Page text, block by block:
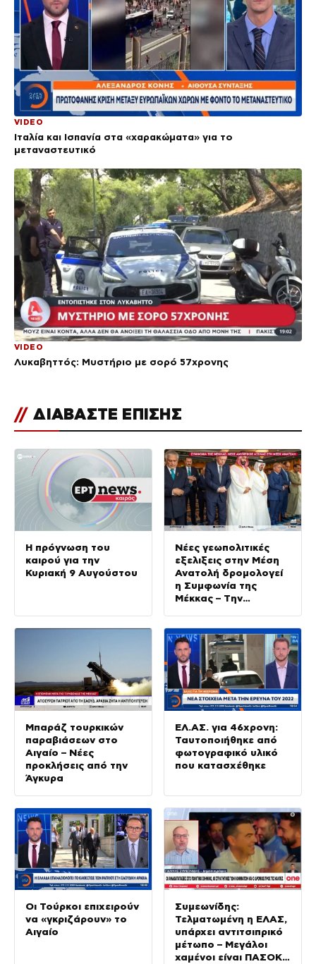
VIDEO
Ιταλία και Ισπανία στα «χαρακώματα» για το
μεταναστευτικό
VIDEO
Λυκαβηττός: Μυστήριο με σορό 57χρονης
// ΔΙΑΒΑΣΤΕ ΕΠΙΣΗΣ
Η πρόγνωση του
καιρού για την
Κυριακή 9 Αυγούστου
Νέες γεωπολιτικές
εξελιξεις στην Μέση
Ανατολή δρομολογεί
η Συμφωνία της
Μέκκας – Tην
Τουρκία και το
Πακιστάν
Μπαράζ τουρκικών
παραβιάσεων στο
Αιγαίο – Νέες
προκλήσεις από την
Άγκυρα
ΕΛ.ΑΣ. για 46χρονη:
Ταυτοποιήθηκε από
φωτογραφικό υλικό
που κατασχέθηκε
Οι Τούρκοι επιχειρούν
να «γκριζάρουν» το
Αιγαίο
Συμεωνίδης:
Τελματωμένη η ΕΛΑΣ,
υπάρχει αντιτσιπρικό
μέτωπο – Μεγάλοι
χαμένοι είναι ΠΑΣΟΚ